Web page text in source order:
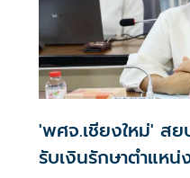
'พศจ.เชียงใหม่' สย
รับเงินรักษาตำแห